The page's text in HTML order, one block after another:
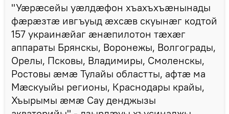
"Уӕрӕсейы уӕлдӕфон хъахъхъӕнынады
фӕрӕзтӕ ивгъуыд ӕхсӕв скуынӕг кодтой
157 украинӕйаг ӕнӕпилотон тӕхӕг
аппараты Брянскы, Воронежы, Волгограды,
Орелы, Псковы, Владимиры, Смоленскы,
Ростовы ӕмӕ Тулайы областты, афтӕ ма
Мӕскуыйы регионы, Краснодары крайы,
Хъырымы æмæ Сау денджызы